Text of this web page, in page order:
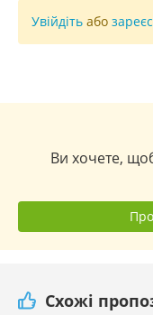
Увійдіть або
Ви хочете,
Схожі